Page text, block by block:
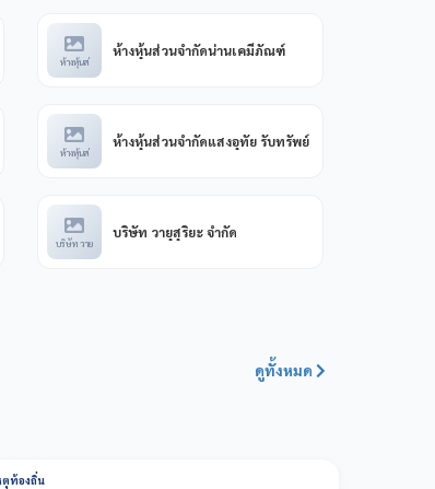
ห้างหุ้นส่
ห้างหุ้นส่วนจำกัดน่านเคมีภัณฑ์
ห้างหุ้นส่
ห้างหุ้นส่วนจำกัดแสงอุทัย รับทรัพย์
บริษัท วาย
บริษัท วายุสุริยะ จำกัด
ดูทั้งหมด
ตุท้องถิ่น